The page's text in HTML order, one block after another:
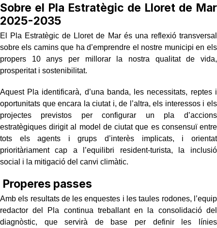
Sobre el Pla Estratègic de Lloret de Mar
2025-2035
El Pla Estratègic de Lloret de Mar és una reflexió transversal
sobre els camins que ha d’emprendre el nostre municipi en els
propers 10 anys per millorar la nostra qualitat de vida,
prosperitat i sostenibilitat.
Aquest Pla identificarà, d’una banda, les necessitats, reptes i
oportunitats que encara la ciutat i, de l’altra, els interessos i els
projectes previstos per configurar un pla d’accions
estratègiques dirigit al model de ciutat que es consensuï entre
tots els agents i grups d’interès implicats, i orientat
prioritàriament cap a l’equilibri resident-turista, la inclusió
social i la mitigació del canvi climàtic.
Properes passes
Amb els resultats de les enquestes i les taules rodones, l’equip
redactor del Pla continua treballant en la consolidació del
diagnòstic, que servirà de base per definir les línies